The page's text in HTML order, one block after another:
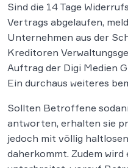
Sind die 14 Tage
Vertrags abgelaufen,
Unternehmen aus der
Kreditoren
Auftrag der Digi Medien
Ein durchaus weiteres
Sollten Betroffene
antworten, erhalten sie
jedoch mit völlig
daherkommt. Zudem